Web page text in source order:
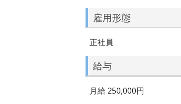
雇用形態
正社員
給与
月給 250,000円